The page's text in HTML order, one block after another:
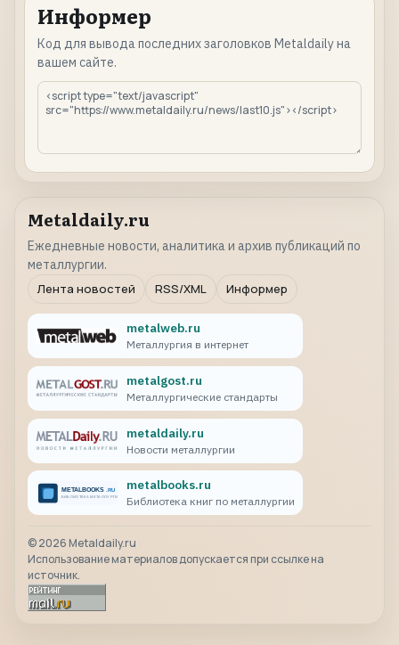
Информер
Код для вывода последних заголовков Metaldaily на
вашем сайте.
Metaldaily.ru
Ежедневные новости, аналитика и архив публикаций по
металлургии.
Лента новостей
RSS/XML Информер
metalweb.ru
Металлургия в интернет
metalgost.ru
Металлургические стандарты
metaldaily.ru
Новости металлургии
metalbooks.ru
Библиотека книг по металлургии
©2026 Metaldaily.ru
Использование материалов допускается при ссылке на
источник.